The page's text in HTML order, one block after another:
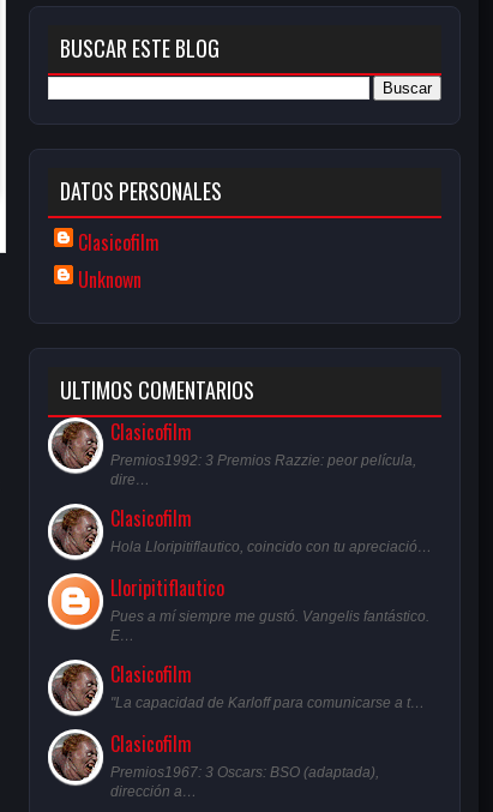
BUSCAR ESTE BLOG
DATOS PERSONALES
Clasicofilm
Unknown
ULTIMOS COMENTARIOS
Clasicofilm
Premios1992: 3 Premios Razzie: peor película,
dire…
Clasicofilm
Hola Lloripitiflautico, coincido con tu apreciació…
Lloripitiflautico
Pues a mí siempre me gustó. Vangelis fantástico.
E…
Clasicofilm
"La capacidad de Karloff para comunicarse a t…
Clasicofilm
Premios1967: 3 Oscars: BSO (adaptada),
dirección a…